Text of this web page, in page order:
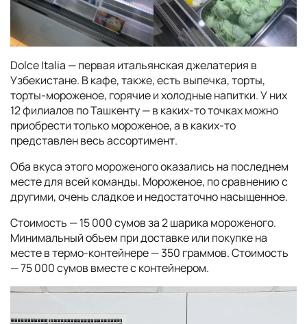
Dolce Italia — первая итальянская джелатерия в
Узбекистане. В кафе, также, есть выпечка, торты,
торты-мороженое, горячие и холодные напитки. У них
12 филиалов по Ташкенту — в каких-то точках можно
приобрести только мороженое, а в каких-то
представлен весь ассортимент.
Оба вкуса этого мороженого оказались на последнем
месте для всей команды. Мороженое, по сравнению с
другими, очень сладкое и недостаточно насыщенное.
Стоимость — 15 000 сумов за 2 шарика мороженого.
Минимальный объем при доставке или покупке на
месте в термо-контейнере — 350 граммов. Стоимость
— 75 000 сумов вместе с контейнером.